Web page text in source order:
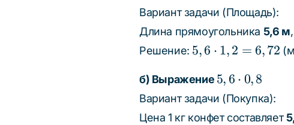
1,2 =
6,72
Вариант задачи (Площадь):
Длина прямоугольника 5,6 м
Решение: 5,6
1,2 =
6,72
5,6 ⋅ 1,2 = 6,72
б) Выражение 5,6
\cdot
0,8
5, 6 ⋅ 0,8
Вариант задачи (Покупка):
Цена 1 кг конфет составляет